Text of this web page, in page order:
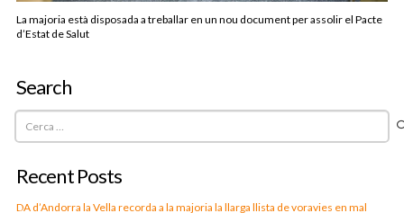
La majoria està disposada a treballar en un nou document per assolir el Pacte
d’Estat de Salut
Search
Cerca:
Recent Posts
DA d’Andorra la Vella recorda a la majoria la llarga llista de voravies en mal